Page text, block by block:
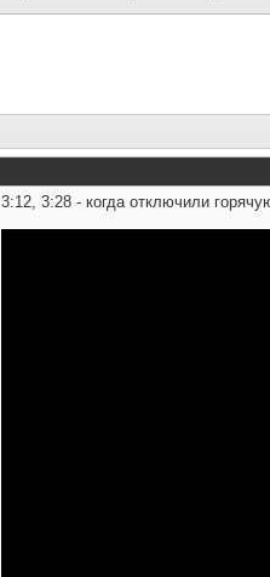
3:12, 3:28 - когда отключили